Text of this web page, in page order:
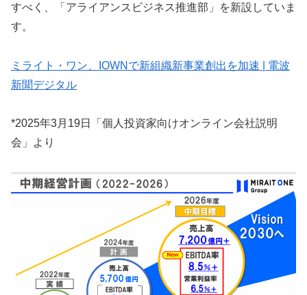
すべく、「アライアンスビジネス推進部」を新設していま
す。
ミライト・ワン、IOWNで新組織新事業創出を加速 | 電波
新聞デジタル
*2025年3月19日「個人投資家向けオンライン会社説明
会」より